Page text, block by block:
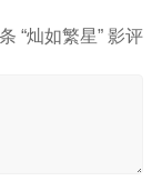
条 “灿如繁星” 影评